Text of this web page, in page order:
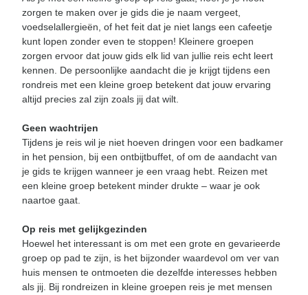
zorgen te maken over je gids die je naam vergeet,
voedselallergieën, of het feit dat je niet langs een cafeetje
kunt lopen zonder even te stoppen! Kleinere groepen
zorgen ervoor dat jouw gids elk lid van jullie reis echt leert
kennen. De persoonlijke aandacht die je krijgt tijdens een
rondreis met een kleine groep betekent dat jouw ervaring
altijd precies zal zijn zoals jij dat wilt.
Geen wachtrijen
Tijdens je reis wil je niet hoeven dringen voor een badkamer
in het pension, bij een ontbijtbuffet, of om de aandacht van
je gids te krijgen wanneer je een vraag hebt. Reizen met
een kleine groep betekent minder drukte – waar je ook
naartoe gaat.
Op reis met gelijkgezinden
Hoewel het interessant is om met een grote en gevarieerde
groep op pad te zijn, is het bijzonder waardevol om ver van
huis mensen te ontmoeten die dezelfde interesses hebben
als jij. Bij rondreizen in kleine groepen reis je met mensen